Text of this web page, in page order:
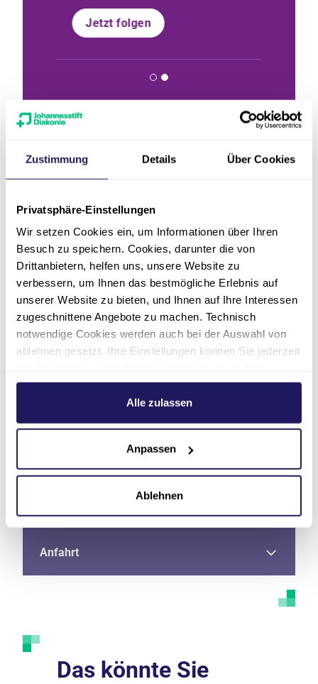
Zustimmung Details Über Cookies
Privatsphäre-Einstellungen
Wir setzen Cookies ein, um Informationen über Ihren
Besuch zu speichern. Cookies, darunter die von
Drittanbietern, helfen uns, unsere Website zu
verbessern, um Ihnen das bestmögliche Erlebnis auf
unserer Website zu bieten, und Ihnen auf Ihre Interessen
zugeschnittene Angebote zu machen. Technisch
notwendige Cookies werden auch bei der Auswahl von
ablehnen gesetzt. Ihre Einstellungen können Sie jederzeit
Weitere Informationen hierzu finden Sie in unserer
.Alle zulassen
Anpassen
Ablehnen
Jetzt folgen
Kontakt
Anfahrt
Das könnte Sie